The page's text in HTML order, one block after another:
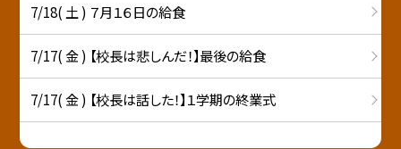
7/18( 土 ) ７月１６日の給食
7/17( 金 ) 【校長は悲しんだ！】最後の給食
7/17( 金 ) 【校長は話した！】１学期の終業式